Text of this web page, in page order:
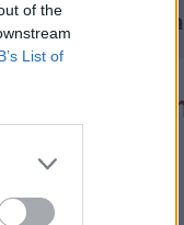
of the
List of
partite